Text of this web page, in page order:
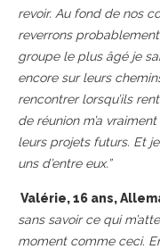
revoir. Au fond de nos
reverrons
groupe le plus âgé je
encore sur leurs
rencontrer lorsqu’ils
de réunion m’a
leurs projets futurs. Et
uns d’entre eux.”
Valérie, 16 ans,
sans savoir ce qui
moment comme ceci.